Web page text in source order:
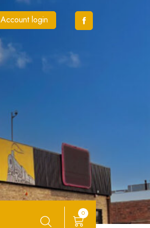
Account login
0